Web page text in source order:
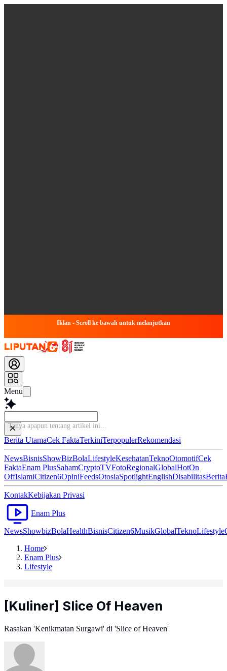
Iklan - Scroll ke bawah untuk melanjutkan
Menu
Tanya apapun tentang artikel ini..
Berita UtamaCek FaktaTerkiniTerpopulerRekomendasi
NewsBisnisShowBizBolaLifestyleKesehatanTeknoOtomotifCek
FaktaEnam PlusSahamCryptoTVFotoRegionalGlobalHotOn
OffIslamiCitizen6OpiniFeedsOtosiaSpotlightEnglishDisabilitasBerita
KontakKebijakan Privasi
Enam Plus
NewsShowbizBolaHealthBisnisCitizen6MusikGlobalTeknoLifestyle
Home
Enam Plus
Lifestyle
[Kuliner] Slice Of Heaven
Rasakan 'Kenikmatan Surgawi' di 'Slice of Heaven'